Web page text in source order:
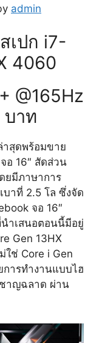
admin
เปก i7-
4060
@165Hz
บาท
สุดพร้อมขาย
อ 16″ สัดส่วน
ยมีภาษาการ
าที่ 2.5 โล ซึ่งจัด
จอ 16″
นำเสนอตอนนี้มีอยู่
Gen 13HX
ใช่ Core i Gen
การทำงานแบบไฮ
ชาญฉลาด ผ่าน